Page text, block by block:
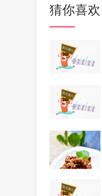
猜你喜欢